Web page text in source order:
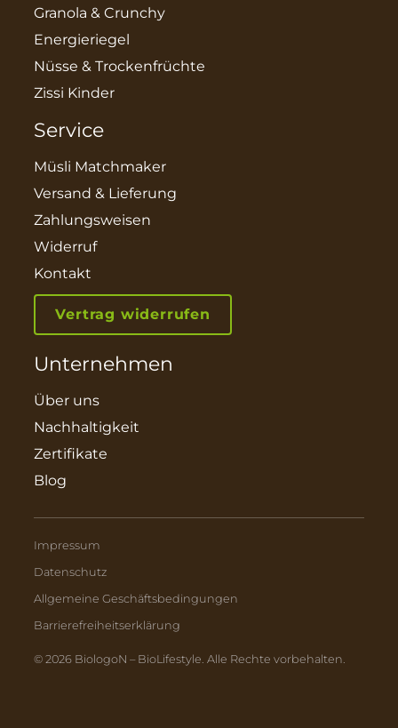
Granola & Crunchy
Energieriegel
Nüsse & Trockenfrüchte
Zissi Kinder
Service
Müsli Matchmaker
Versand & Lieferung
Zahlungsweisen
Widerruf
Kontakt
Vertrag widerrufen
Unternehmen
Über uns
Nachhaltigkeit
Zertifikate
Blog
Impressum
Datenschutz
Allgemeine Geschäftsbedingungen
Barrierefreiheitserklärung
© 2026 BiologoN – BioLifestyle. Alle Rechte vorbehalten.